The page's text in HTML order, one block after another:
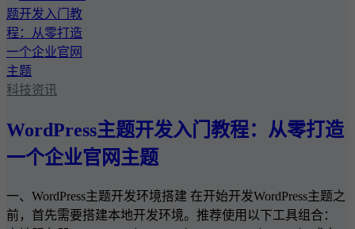
科技资讯
WordPress主题开发入门教程：从零打造
一个企业官网主题
一、WordPress主题开发环境搭建 在开始开发WordPress主题之
前，首先需要搭建本地开发环境。推荐使用以下工具组合：